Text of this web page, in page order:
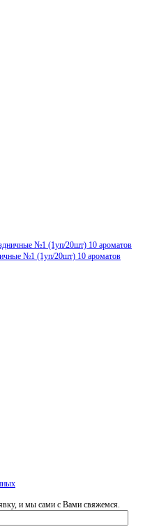
№1 (1уп/20шт) 10 ароматов
и мы сами с Вами свяжемся.